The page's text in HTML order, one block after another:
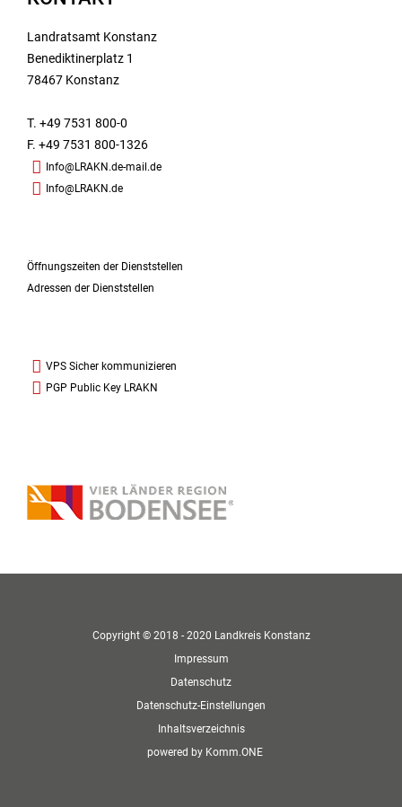
Landratsamt Konstanz
Benediktinerplatz 1
78467 Konstanz
T. +49 7531 800-0
F. +49 7531 800-1326
Info@LRAKN.de-mail.de
Info@LRAKN.de
Öffnungszeiten der Dienststellen
Adressen der Dienststellen
VPS Sicher kommunizieren
PGP Public Key LRAKN
Copyright © 2018 - 2020 Landkreis Konstanz
Impressum
Datenschutz
Datenschutz-Einstellungen
Inhaltsverzeichnis
powered by Komm.ONE